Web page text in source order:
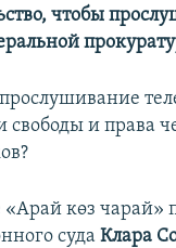
чтобы
свободы и права
көз чарай»
судаКлара